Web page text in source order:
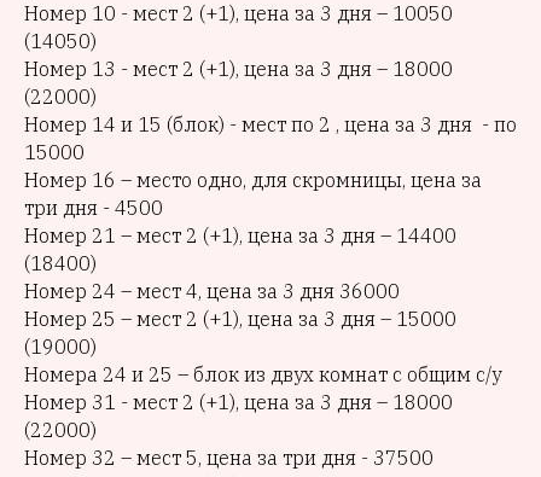
Номер 10 - мест 2 (+1), цена за 3 дня – 10050
(14050)
Номер 13 - мест 2 (+1), цена за 3 дня – 18000
(22000)
Номер 14 и 15 (блок) - мест по 2 , цена за 3 дня - по
15000
Номер 16 – место одно, для скромницы, цена за
три дня - 4500
Номер 21 – мест 2 (+1), цена за 3 дня – 14400
(18400)
Номер 24 – мест 4, цена за 3 дня 36000
Номер 25 – мест 2 (+1), цена за 3 дня – 15000
(19000)
Номера 24 и 25 – блок из двух комнат с общим с/у
Номер 31 - мест 2 (+1), цена за 3 дня – 18000
(22000)
Номер 32 – мест 5, цена за три дня - 37500